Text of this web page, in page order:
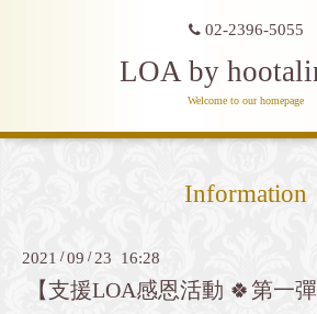
02-2396-5055
LOA by
Welcome to our homepage
Information
2021 /09 / 23 16:28
【支援LOA感恩活動 🍀第一彈